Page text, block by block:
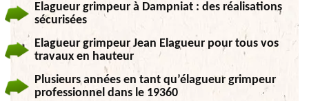
Elagueur grimpeur à Dampniat : des réalisations
sécurisées
Elagueur grimpeur Jean Elagueur pour tous vos
travaux en hauteur
Plusieurs années en tant qu’élagueur grimpeur
professionnel dans le 19360